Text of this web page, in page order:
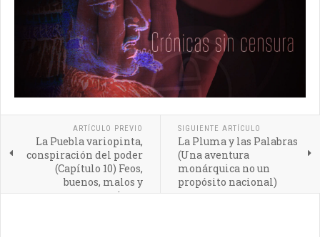
ARTÍCULO PREVIO
La Puebla variopinta,
conspiración del poder
(Capítulo 10) Feos,
buenos, malos y
preciosos
SIGUIENTE ARTÍCULO
La Pluma y las Palabras
(Una aventura
monárquica no un
propósito nacional)